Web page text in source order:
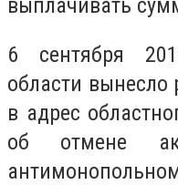
выплачивать
6 сентября
области
в адрес
об отмене